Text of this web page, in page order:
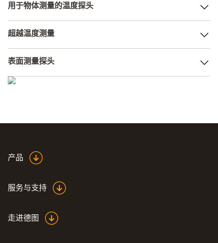
中进行温度监测。它们处理测量、存储，并在超过限值时甚
至发出警报通知。另一方面，使用温度测量贴，温度贴上的
几乎每个格都是一个温度传感器。测量贴上相应区域的颜色
用于物体测量的温度探头
确的选择。配备适用于在食物或液体中进行温度测量的温度
传感器，确保您可以立即看到所有的值。浸入式温度计也是
如此。其温度传感器同样专门用于测量液体和半固体介质。
超越温度测量
速以及温度，Testo的智能探头是您的理想选择。其结构紧
凑，测量精确，价格低廉，可以用智能手机操作，是您的得
表面测量探头
建议使用表面温度计来测量表面温度。 与表面温度计配套
或者您也可以选择Testo的热成像仪。就它们而言，热成像
产品
服务与支持
走进德图